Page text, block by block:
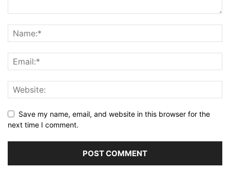
Save my name, email, and website in this browser for the
next time I comment.